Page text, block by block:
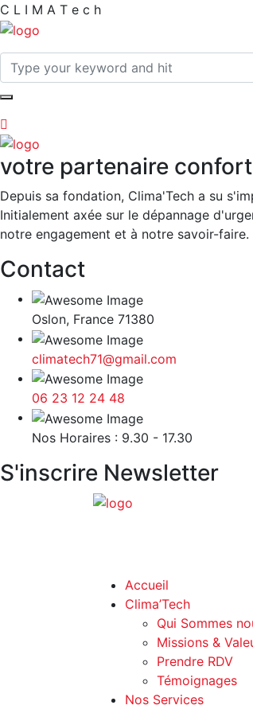
C L I M A T e c h
votre partenaire
Depuis sa fondation, Clima'Tech a su
Initialement axée sur le dépannage
notre engagement et à notre savoir-faire.
Contact
Oslon, France 71380
climatech71@gmail.com
06 23 12 24 48
Nos Horaires : 9.30 - 17.30
S'inscrire Newsletter
Accueil
Clima’Tech
Qui Sommes
Missions &
Prendre RDV
Témoignages
Nos Services